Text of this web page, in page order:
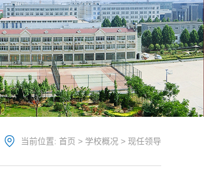
当前位置: 首页 > 学校概况 > 现任领导